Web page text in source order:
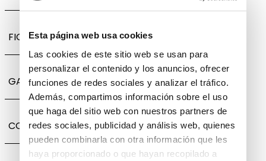
Esta página web usa cookies
Las cookies de este sitio web se usan para
personalizar el contenido y los anuncios, ofrecer
funciones de redes sociales y analizar el tráfico.
Además, compartimos información sobre el uso
que haga del sitio web con nuestros partners de
redes sociales, publicidad y análisis web, quienes
pueden combinarla con otra información que les
haya proporcionado o que hayan recopilado a
FICHA TÉCNICA
GARANTÍA, CAMBIOS Y DEVOLUCIONES
COMPARTIR